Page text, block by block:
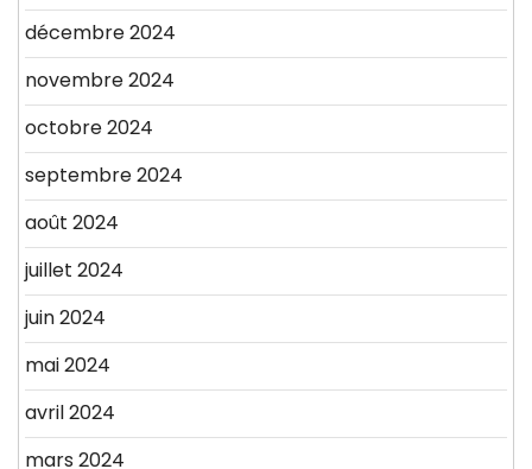
décembre 2024
novembre 2024
octobre 2024
septembre 2024
août 2024
juillet 2024
juin 2024
mai 2024
avril 2024
mars 2024